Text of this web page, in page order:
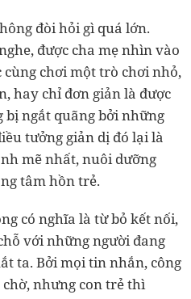
đòi hỏi gì quá lớn.
được cha mẹ nhìn vào
chơi một trò chơi nhỏ,
hay chỉ đơn giản là được
bị ngắt quãng bởi những
tưởng giản dị đó lại là
mẽ nhất, nuôi dưỡng
tâm hồn trẻ.
có nghĩa là từ bỏ kết nối,
với những người đang
ta. Bởi mọi tin nhắn, công
nhưng con trẻ thì